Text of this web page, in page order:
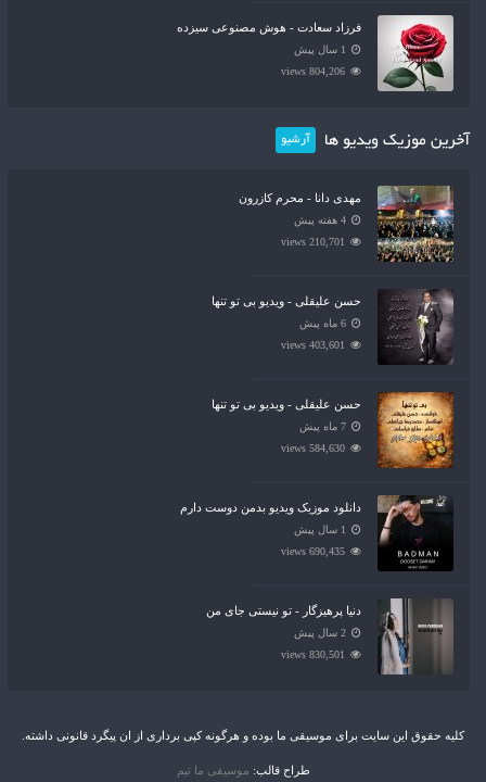
فرزاد سعادت - هوش مصنوعی سیزده
1 سال پیش
804,206 views
آخرین موزیک ویدیو ها آرشیو
مهدی دانا - محرم کازرون
4 هفته پیش
210,701 views
حسن علیقلی - ویدیو بی تو تنها
6 ماه پیش
403,601 views
حسن علیقلی - ویدیو بی تو تنها
7 ماه پیش
584,630 views
دانلود موزیک ویدیو بدمن دوست دارم
1 سال پیش
690,435 views
دنیا پرهیزگار - تو نیستی جای من
2 سال پیش
830,501 views
کلیه حقوق این سایت برای موسیقی ما بوده و هرگونه کپی برداری از ان پیگرد قانونی داشته.
طراح قالب: موسیقی ما تیم